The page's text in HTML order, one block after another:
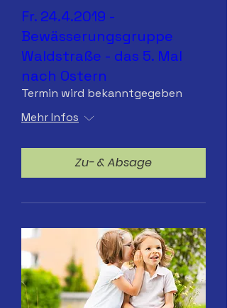
Fr. 24.4.2019 -
Bewässerungsgruppe
Waldstraße - das 5. Mal
nach Ostern
Termin wird bekanntgegeben
Mehr Infos
Zu- & Absage